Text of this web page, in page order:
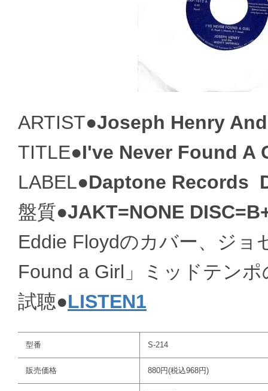
ARTIST●Joseph Henry
TITLE●I've Never Found A
LABEL●Daptone Records
盤質●JAKT=NONE
Eddie Floydのカバー、ジョ
Found a Girl」ミッドテン
試聴●LISTEN1
型番 S-214
販売価格 880円(税込968円)